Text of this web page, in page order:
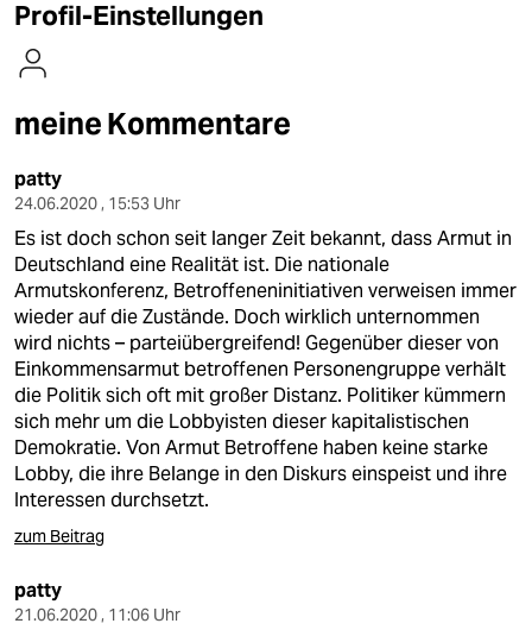
öko
gesellschaft
kultur
sport
berlin
nord
wahrheit
verlag
verlag
veranstaltungen
unterstützen
Profil-Einstellungen
meine Kommentare
patty
24.06.2020 , 15:53 Uhr
Es ist doch schon seit langer Zeit bekannt, dass Armut in
Deutschland eine Realität ist. Die nationale
Armutskonferenz, Betroffeneninitiativen verweisen immer
wieder auf die Zustände. Doch wirklich unternommen
wird nichts – parteiübergreifend! Gegenüber dieser von
Einkommensarmut betroffenen Personengruppe verhält
die Politik sich oft mit großer Distanz. Politiker kümmern
sich mehr um die Lobbyisten dieser kapitalistischen
Demokratie. Von Armut Betroffene haben keine starke
Lobby, die ihre Belange in den Diskurs einspeist und ihre
Interessen durchsetzt.
zum Beitrag
patty
21.06.2020 , 11:06 Uhr